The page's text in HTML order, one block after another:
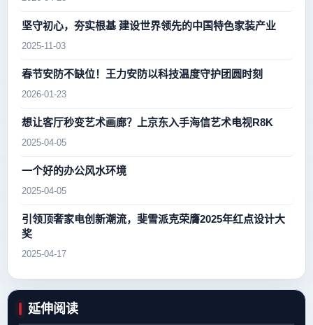
坚守初心，夯实根基 建设世界领先的中国特色家装产业
2025-11-03
春节安防不缺位！王力安防以科技温度守护团圆时刻
2026-01-23
想让客厅秒变艺术画廊？上京东入手海信艺术电视R8K
2025-04-05
一个好的办公风水环境
2025-04-05
引领顶奢家电创新潮流，斐雪派克荣膺2025年红点设计大
奖
2025-04-17
延伸阅读